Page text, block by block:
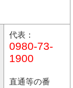
代表：
0980-73-
1900
直通等の番